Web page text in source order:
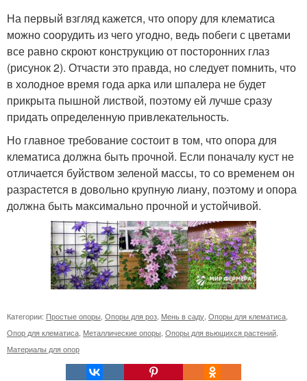
На первый взгляд кажется, что опору для клематиса
можно соорудить из чего угодно, ведь побеги с цветами
все равно скроют конструкцию от посторонних глаз
(рисунок 2). Отчасти это правда, но следует помнить, что
в холодное время года арка или шпалера не будет
прикрыта пышной листвой, поэтому ей лучше сразу
придать определенную привлекательность.
Но главное требование состоит в том, что опора для
клематиса должна быть прочной. Если поначалу куст не
отличается буйством зеленой массы, то со временем он
разрастется в довольно крупную лиану, поэтому и опора
должна быть максимально прочной и устойчивой.
Категории: Простые опоры, Опоры для роз, Мень в саду, Опоры для клематиса,
Опор для клематиса, Металлические опоры, Опоры для вьющихся растений,
Материалы для опор